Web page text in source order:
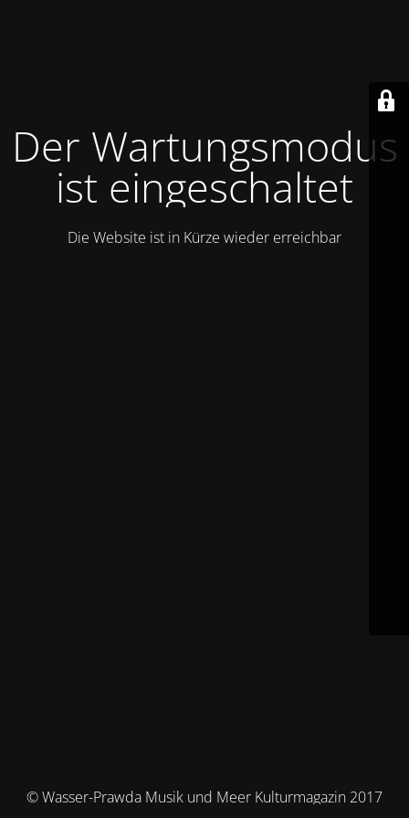
Der Wartungsmodus
ist eingeschaltet
Die Website ist in Kürze wieder erreichbar
© Wasser-Prawda Musik und Meer Kulturmagazin 2017